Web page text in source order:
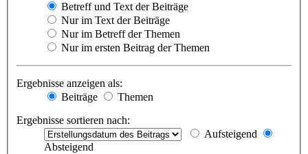
Betreff und Text der Beiträge
Nur im Text der Beiträge
Nur im Betreff der Themen
Nur im ersten Beitrag der Themen
Ergebnisse anzeigen als:
Beiträge
Themen
Ergebnisse sortieren nach:
Aufsteigend
Absteigend